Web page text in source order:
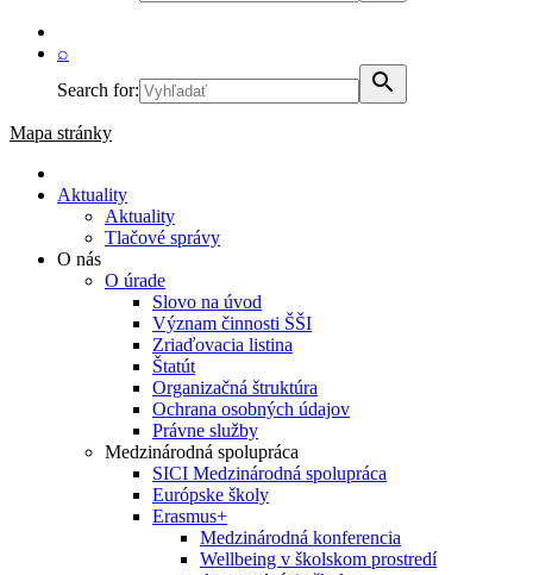
⌕
Search for:
Mapa stránky
Aktuality
Aktuality
Tlačové správy
O nás
O úrade
Slovo na úvod
Význam činnosti ŠŠI
Zriaďovacia listina
Štatút
Organizačná štruktúra
Ochrana osobných údajov
Právne služby
Medzinárodná spolupráca
SICI Medzinárodná spolupráca
Európske školy
Erasmus+
Medzinárodná konferencia
Wellbeing v školskom prostredí